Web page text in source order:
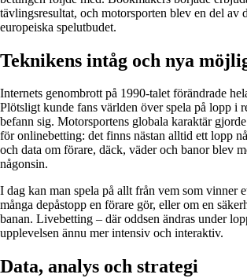
tävlingsresultat, och motorsporten blev en del av
europeiska spelutbudet.
Teknikens intåg och nya
Internets genombrott på 1990-talet förändrade
Plötsligt kunde fans världen över spela på lopp i
befann sig. Motorsportens globala karaktär
för onlinebetting: det finns nästan alltid ett lopp
och data om förare, däck, väder och banor blev
någonsin.
I dag kan man spela på allt från vem som vinner
många depåstopp en förare gör, eller om en
banan. Livebetting – där oddsen ändras under
upplevelsen ännu mer intensiv och interaktiv.
Data, analys och strategi